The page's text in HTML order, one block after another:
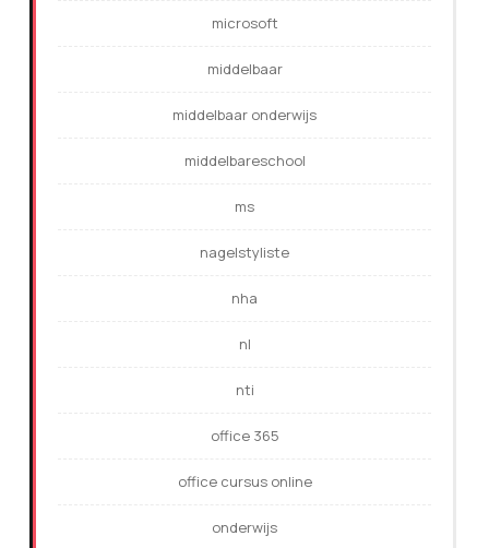
microsoft
middelbaar
middelbaar onderwijs
middelbareschool
ms
nagelstyliste
nha
nl
nti
office 365
office cursus online
onderwijs